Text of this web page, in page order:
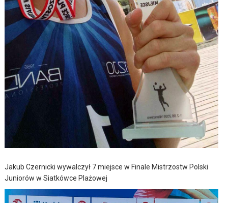
Jakub Czernicki wywalczył 7 miejsce w Finale Mistrzostw Polski
Juniorów w Siatkówce Plażowej